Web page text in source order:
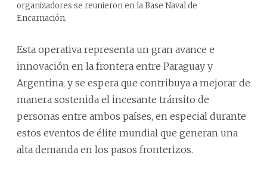
organizadores se reunieron en la Base Naval de
Encarnación.
Esta operativa representa un gran avance e
innovación en la frontera entre Paraguay y
Argentina, y se espera que contribuya a mejorar de
manera sostenida el incesante tránsito de
personas entre ambos países, en especial durante
estos eventos de élite mundial que generan una
alta demanda en los pasos fronterizos.